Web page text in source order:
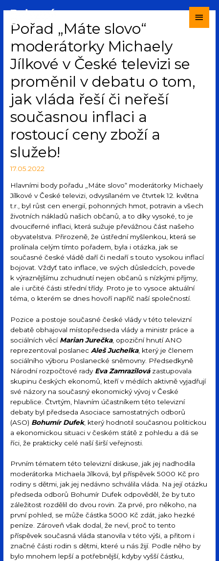
Pořad „Máte slovo“
moderátorky Michaely
Jílkové v České televizi se
proměnil v debatu o tom,
jak vláda řeší či neřeší
současnou inflaci a
rostoucí ceny zboží a
služeb!
17.05.2022
Hlavními body pořadu „Máte slovo“ moderátorky Michaely
Jílkové v České televizi, odvysílaném ve čtvrtek 12. května
t.r., byl růst cen energií, pohonných hmot, potravin a všech
životních nákladů našich občanů, a to díky vysoké, to je
dvouciferné inflaci, která sužuje převážnou část našeho
obyvatelstva. Přirozeně, že ústřední myšlenkou, která se
prolínala celým tímto pořadem, byla i otázka, jak se
současné české vládě daří či nedaří s touto vysokou inflací
bojovat. Vždyť tato inflace, ve svých důsledcích, povede
k výraznějšímu zchudnutí nejen občanů s nízkými příjmy,
ale i určité části střední třídy. Proto je to vysoce aktuální
téma, o kterém se dnes hovoří napříč naší společností.
Pozice a postoje současné české vlády v této televizní
debatě obhajoval místopředseda vlády a ministr práce a
sociálních věcí Marian Jurečka, opoziční hnutí ANO
reprezentoval poslanecAleš Juchelka, který je členem
sociálního výboru Poslanecké sněmovny. Předsedkyně
Národní rozpočtové rady Eva Zamrazilovázastupovala
skupinu českých ekonomů, kteří v médiích aktivně vyjadřují
své názory na současný ekonomický vývoj v České
republice. Čtvrtým, hlavním účastníkem této televizní
debaty byl předseda Asociace samostatných odborů
(ASO) Bohumír Dufek, který hodnotil současnou politickou
a ekonomickou situaci v českém státě z pohledu a dá se
říci, že prakticky celé naší širší veřejnosti.
Prvním tématem této televizní diskuse, jak jej nadhodila
moderátorka Michaela Jílková, byl příspěvek 5000 Kč pro
rodiny s dětmi, jak jej nedávno schválila vláda. Na její otázku
předseda odborů Bohumír Dufek odpověděl, že by tuto
záležitost rozdělil do dvou rovin. Za prvé, pro někoho, na
první pohled, se může částka 5000 Kč zdát, jako hezké
peníze. Zároveň však dodal, že neví, proč to tento
příspěvek současná vláda stanovila v této výši, a přitom i
značné části rodin s dětmi, které u nás žijí. Podle něho by
bylo mnohem lepší a potřebnější, kdyby vyšší částku,